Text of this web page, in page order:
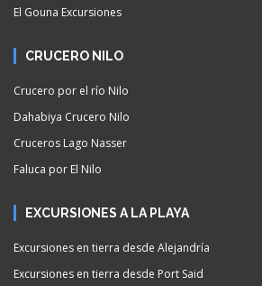
El Gouna Excursiones
CRUCERO NILO
Crucero por el río Nilo
Dahabiya Crucero Nilo
Cruceros Lago Nasser
Faluca por El Nilo
EXCURSIONES A LA PLAYA
Excursiones en tierra desde Alejandría
Excursiones en tierra desde Port Said